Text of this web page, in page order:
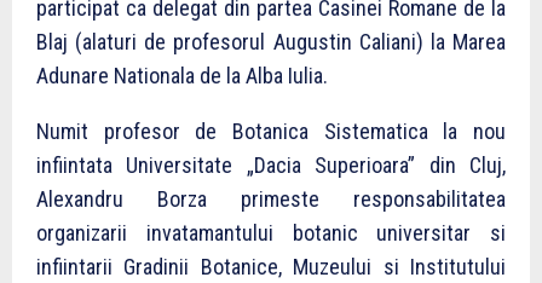
participat ca delegat din partea Casinei Romane de la
Blaj (alaturi de profesorul Augustin Caliani) la Marea
Adunare Nationala de la Alba Iulia.
Numit profesor de Botanica Sistematica la nou
infiintata Universitate „Dacia Superioara” din Cluj,
Alexandru Borza primeste responsabilitatea
organizarii invatamantului botanic universitar si
infiintarii Gradinii Botanice, Muzeului si Institutului